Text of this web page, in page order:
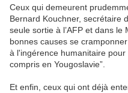
Ceux qui demeurent
Bernard Kouchner, secrétaire
seule sortie à l’AFP et dans
bonnes causes se
à l'ingérence humanitaire
compris en Yougoslavie”.
Et enfin, ceux qui ont déjà